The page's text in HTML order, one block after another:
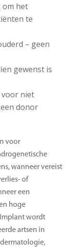
om het
te
– geen
gewenst is
niet
donor
voor
wanneer vereist
of
een
hoge
wordt
artsen in